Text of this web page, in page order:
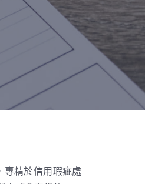
精於信用瑕疵處